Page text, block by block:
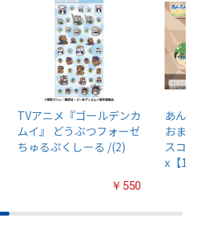
TVアニメ『ゴールデンカ
ムイ』 どうぶつフォーゼ
ちゅるぷくしーる /(2)
￥550
あんさ
おまん
スコッ
x【